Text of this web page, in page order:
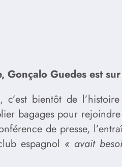
Gonçalo Guedes est
bientôt de
bagages pour
de presse,
espagnol « avait